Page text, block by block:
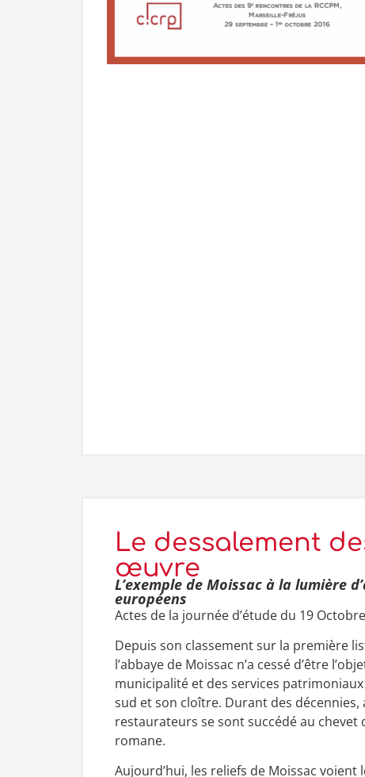
Le dessalement
œuvre
L’exemple de Moissac à la lumière
européens
Actes de la journée d’étude du 19
Depuis son classement sur la première
l’abbaye de Moissac n’a cessé d’être
municipalité et des services
sud et son cloître. Durant des
restaurateurs se sont succédé au chevet
romane.
Aujourd’hui, les reliefs de Moissac